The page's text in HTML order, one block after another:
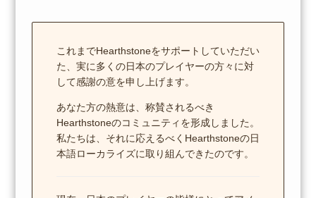
これまでHearthstoneをサポートしていただい
た、実に多くの日本のプレイヤーの方々に対
して感謝の意を申し上げます。
あなた方の熱意は、称賛されるべき
Hearthstoneのコミュニティを形成しました。
私たちは、それに応えるべくHearthstoneの日
本語ローカライズに取り組んできたのです。